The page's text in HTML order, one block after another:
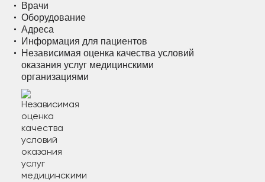
Врачи
Оборудование
Адреса
Информация для пациентов
Независимая оценка качества условий
оказания услуг медицинскими
организациями